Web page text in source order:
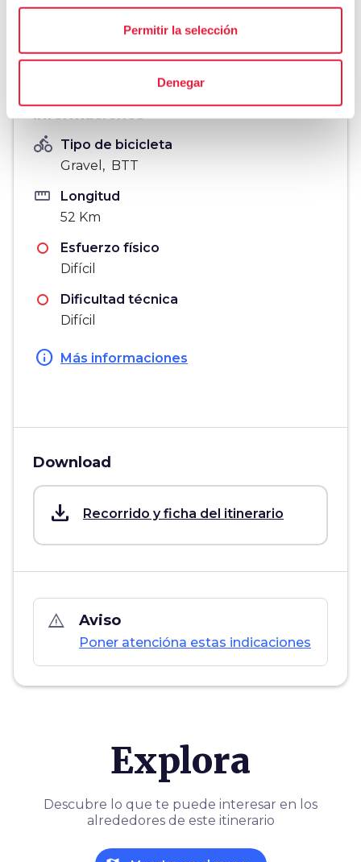
Permitir la selección
Denegar
Informaciones
directions_bike Tipo de bicicleta
Gravel, BTT
straighten
Longitud
52 Km
Esfuerzo físico
Difícil
Dificultad técnica
Difícil
info Más informaciones
Download
save_alt Recorrido y ficha del itinerario
warning_amber Aviso
Poner atencióna estas indicaciones
Explora
Descubre lo que te puede interesar en los
alrededores de este itinerario